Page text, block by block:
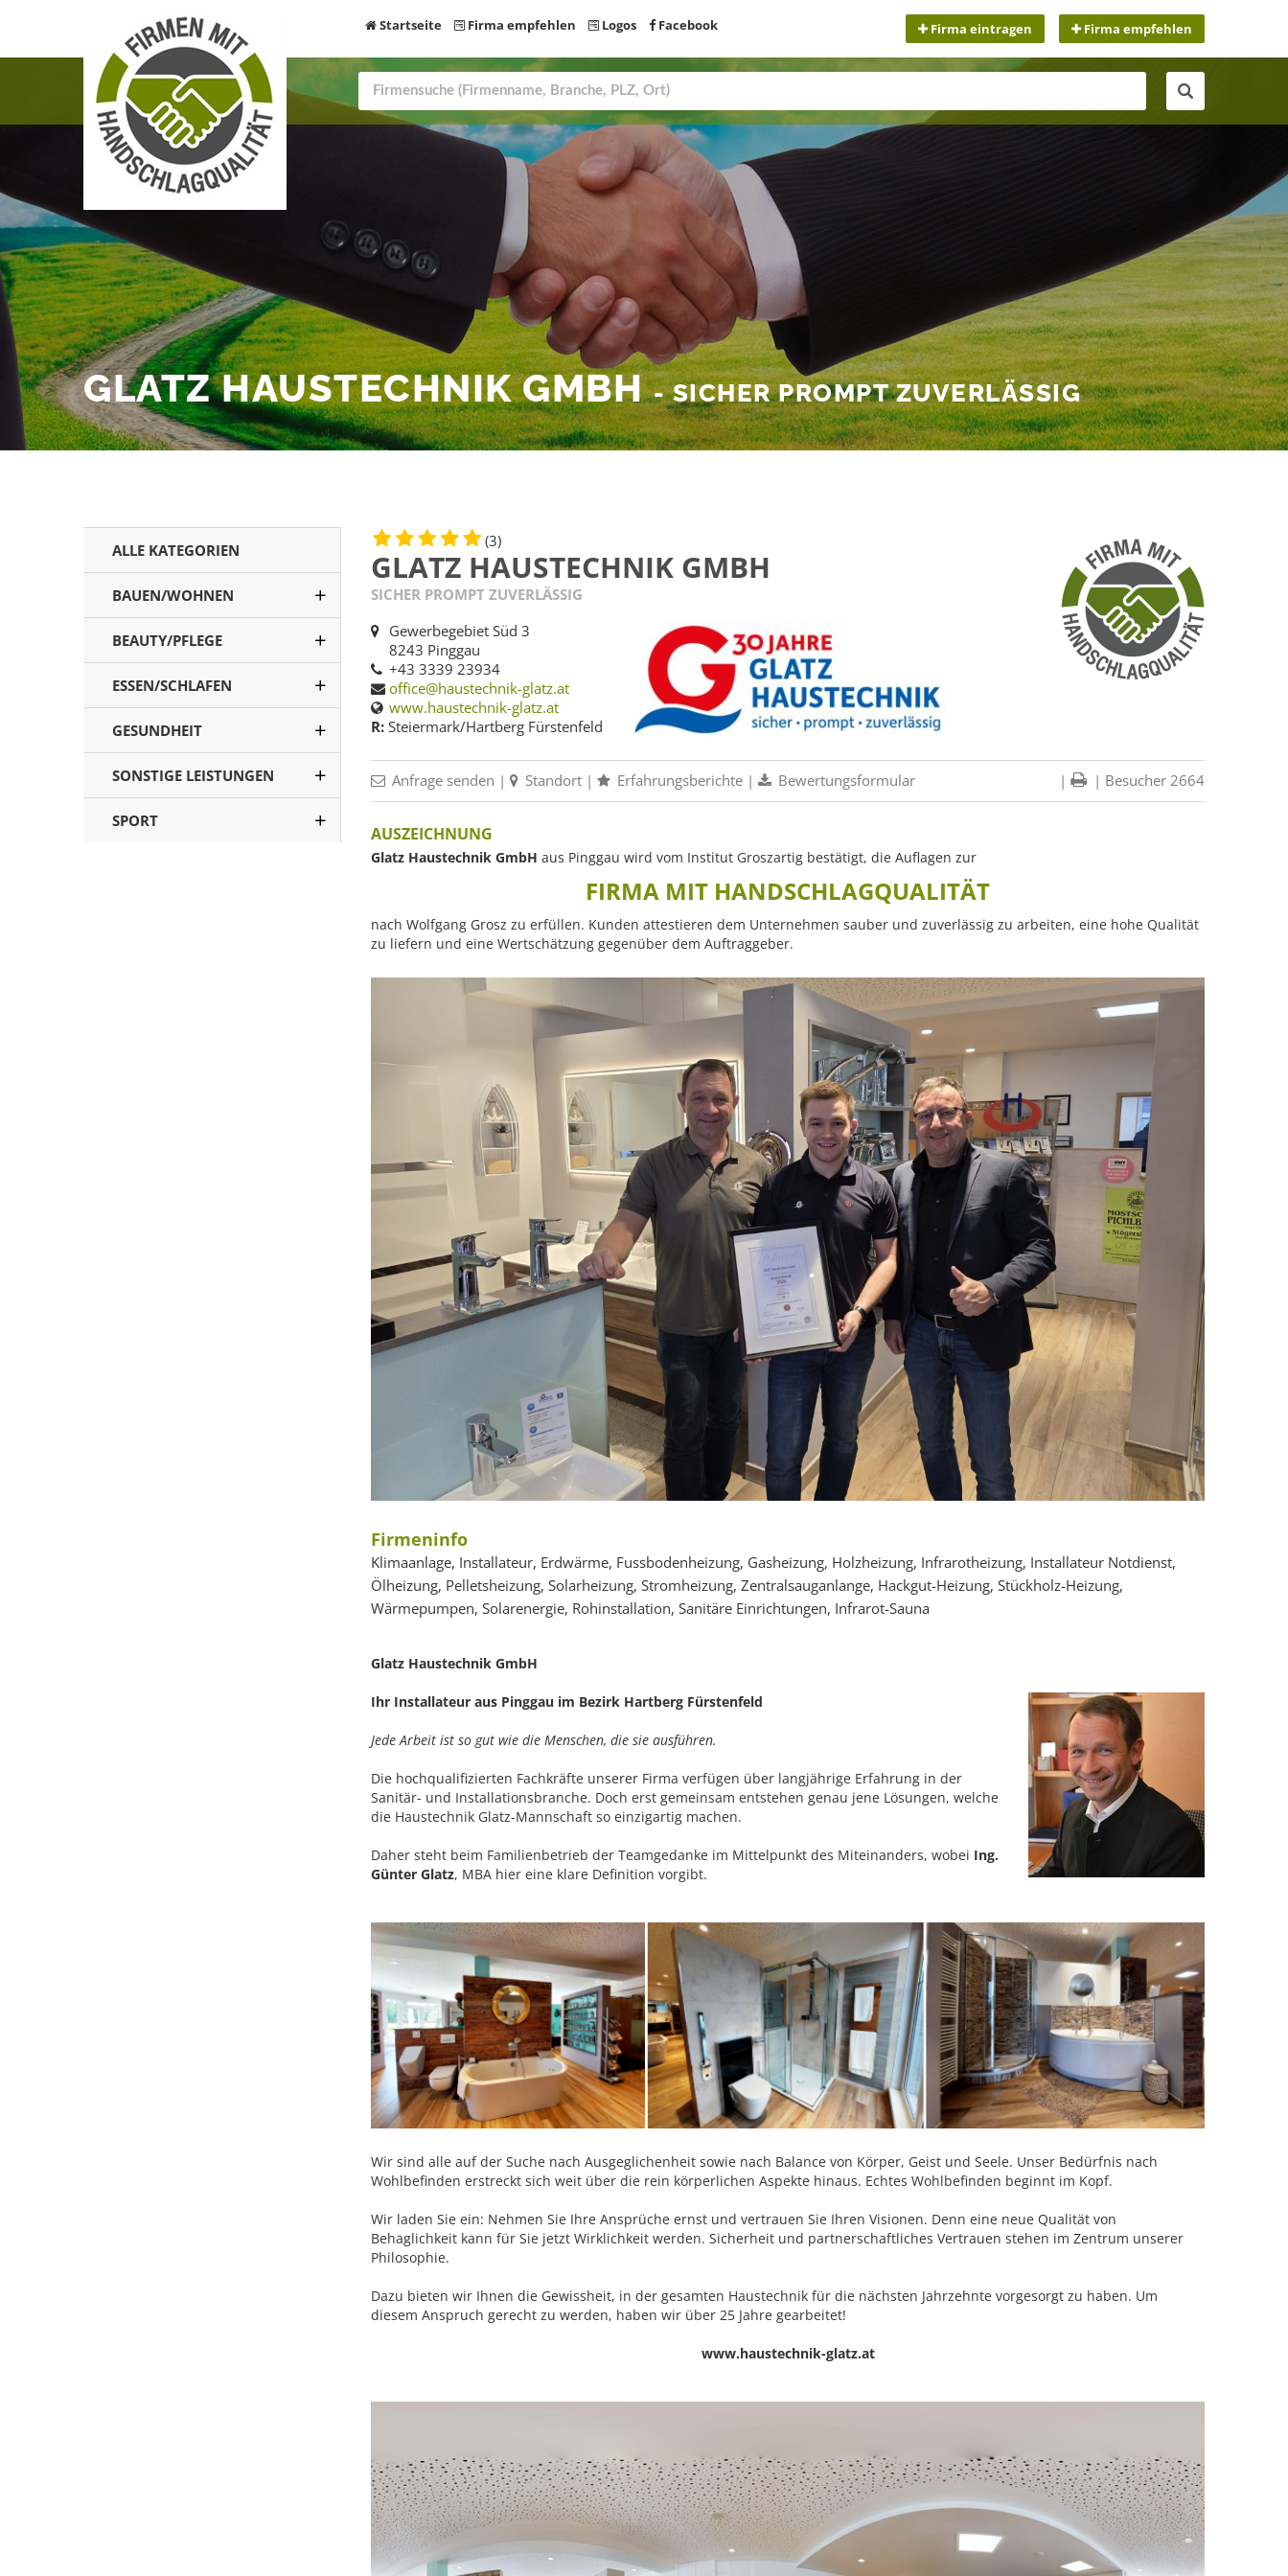
Startseite Firma empfehlen Logos Facebook Firma eintragen Firma empfehlen
GLATZ HAUSTECHNIK GMBH- SICHER PROMPT ZUVERLÄSSIG
ALLE KATEGORIEN
BAUEN/WOHNEN
BEAUTY/PFLEGE
ESSEN/SCHLAFEN
GESUNDHEIT
SONSTIGE LEISTUNGEN
SPORT
(3)
GLATZ HAUSTECHNIK GMBH
SICHER PROMPT ZUVERLÄSSIG
Gewerbegebiet Süd 3
8243 Pinggau
+43 3339 23934
office@haustechnik-glatz.at
www.haustechnik-glatz.at
R: Steiermark/Hartberg Fürstenfeld
Anfrage senden | Standort | Erfahrungsberichte | Bewertungsformular | | Besucher 2664
AUSZEICHNUNG
Glatz Haustechnik GmbH aus Pinggau wird vom Institut Groszartig bestätigt, die Auflagen zur
FIRMA MIT HANDSCHLAGQUALITÄT
nach Wolfgang Grosz zu erfüllen. Kunden attestieren dem Unternehmen sauber und zuverlässig zu arbeiten, eine hohe Qualität
zu liefern und eine Wertschätzung gegenüber dem Auftraggeber.
Firmeninfo
Klimaanlage, Installateur, Erdwärme, Fussbodenheizung, Gasheizung, Holzheizung, Infrarotheizung, Installateur Notdienst,
Ölheizung, Pelletsheizung, Solarheizung, Stromheizung, Zentralsauganlange, Hackgut-Heizung, Stückholz-Heizung,
Wärmepumpen, Solarenergie, Rohinstallation, Sanitäre Einrichtungen, Infrarot-Sauna
Glatz Haustechnik GmbH
Ihr Installateur aus Pinggau im Bezirk Hartberg Fürstenfeld
Jede Arbeit ist so gut wie die Menschen, die sie ausführen.
Die hochqualifizierten Fachkräfte unserer Firma verfügen über langjährige Erfahrung in der
Sanitär- und Installationsbranche. Doch erst gemeinsam entstehen genau jene Lösungen, welche
die Haustechnik Glatz-Mannschaft so einzigartig machen.
Daher steht beim Familienbetrieb der Teamgedanke im Mittelpunkt des Miteinanders, wobei Ing.
Günter Glatz, MBA hier eine klare Definition vorgibt.
Wir sind alle auf der Suche nach Ausgeglichenheit sowie nach Balance von Körper, Geist und Seele. Unser Bedürfnis nach
Wohlbefinden erstreckt sich weit über die rein körperlichen Aspekte hinaus. Echtes Wohlbefinden beginnt im Kopf.
Wir laden Sie ein: Nehmen Sie Ihre Ansprüche ernst und vertrauen Sie Ihren Visionen. Denn eine neue Qualität von
Behaglichkeit kann für Sie jetzt Wirklichkeit werden. Sicherheit und partnerschaftliches Vertrauen stehen im Zentrum unserer
Philosophie.
Dazu bieten wir Ihnen die Gewissheit, in der gesamten Haustechnik für die nächsten Jahrzehnte vorgesorgt zu haben. Um
diesem Anspruch gerecht zu werden, haben wir über 25 Jahre gearbeitet!
www.haustechnik-glatz.at